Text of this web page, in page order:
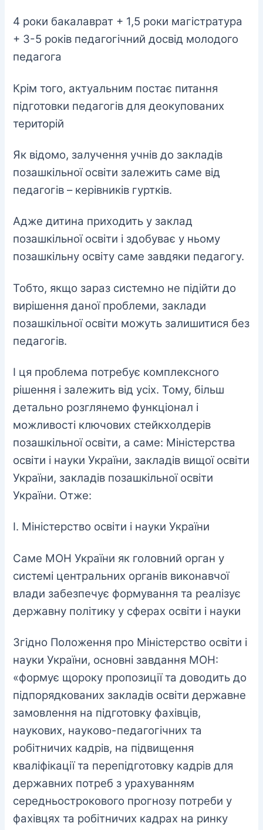
4 роки бакалаврат + 1,5 роки магістратура
+ 3-5 років педагогічний досвід молодого
педагога
Крім того, актуальним постає питання
підготовки педагогів для деокупованих
територій
Як відомо, залучення учнів до закладів
позашкільної освіти залежить саме від
педагогів – керівників гуртків.
Адже дитина приходить у заклад
позашкільної освіти і здобуває у ньому
позашкільну освіту саме завдяки педагогу.
Тобто, якщо зараз системно не підійти до
вирішення даної проблеми, заклади
позашкільної освіти можуть залишитися без
педагогів.
І ця проблема потребує комплексного
рішення і залежить від усіх. Тому, більш
детально розглянемо функціонал і
можливості ключових стейкхолдерів
позашкільної освіти, а саме: Міністерства
освіти і науки України, закладів вищої освіти
України, закладів позашкільної освіти
України. Отже:
І. Міністерство освіти і науки України
Саме МОН України як головний орган у
системі центральних органів виконавчої
влади забезпечує формування та реалізує
державну політику у сферах освіти і науки
Згідно Положення про Міністерство освіти і
науки України, основні завдання МОН:
«формує щороку пропозиції та доводить до
підпорядкованих закладів освіти державне
замовлення на підготовку фахівців,
наукових, науково-педагогічних та
робітничих кадрів, на підвищення
кваліфікації та перепідготовку кадрів для
державних потреб з урахуванням
середньострокового прогнозу потреби у
фахівцях та робітничих кадрах на ринку